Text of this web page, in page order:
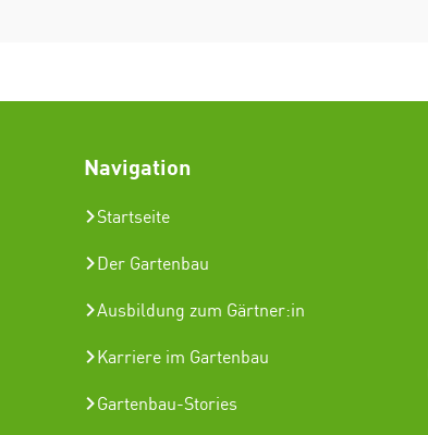
Navigation
Startseite
Der Gartenbau
Ausbildung zum Gärtner:in
Karriere im Gartenbau
Gartenbau-Stories